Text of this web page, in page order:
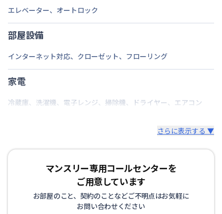
エレベーター、 オートロック
部屋設備
インターネット対応、 クローゼット、 フローリング
家電
冷蔵庫、 洗濯機、 電子レンジ、 掃除機、 ドライヤー、 エアコン
さらに表示する ▼
マンスリー専用コールセンターを
ご用意しています
お部屋のこと、契約のことなどご不明点はお気軽に
お問い合わせください